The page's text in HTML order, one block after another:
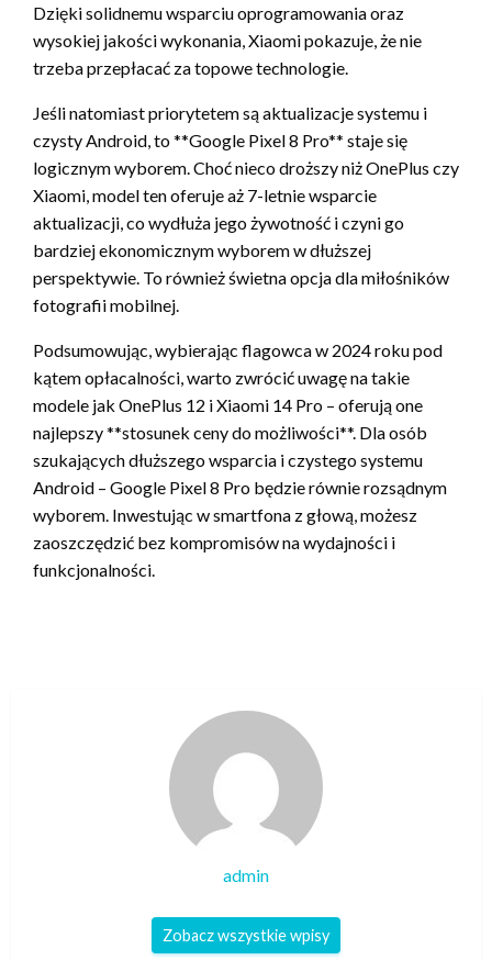
Dzięki solidnemu wsparciu oprogramowania oraz
wysokiej jakości wykonania, Xiaomi pokazuje, że nie
trzeba przepłacać za topowe technologie.
Jeśli natomiast priorytetem są aktualizacje systemu i
czysty Android, to **Google Pixel 8 Pro** staje się
logicznym wyborem. Choć nieco droższy niż OnePlus czy
Xiaomi, model ten oferuje aż 7-letnie wsparcie
aktualizacji, co wydłuża jego żywotność i czyni go
bardziej ekonomicznym wyborem w dłuższej
perspektywie. To również świetna opcja dla miłośników
fotografii mobilnej.
Podsumowując, wybierając flagowca w 2024 roku pod
kątem opłacalności, warto zwrócić uwagę na takie
modele jak OnePlus 12 i Xiaomi 14 Pro – oferują one
najlepszy **stosunek ceny do możliwości**. Dla osób
szukających dłuższego wsparcia i czystego systemu
Android – Google Pixel 8 Pro będzie równie rozsądnym
wyborem. Inwestując w smartfona z głową, możesz
zaoszczędzić bez kompromisów na wydajności i
funkcjonalności.
admin
Zobacz wszystkie wpisy